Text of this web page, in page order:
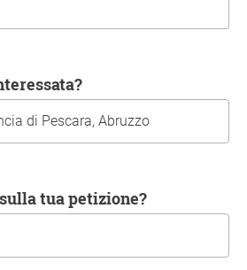
sulla tua petizione?